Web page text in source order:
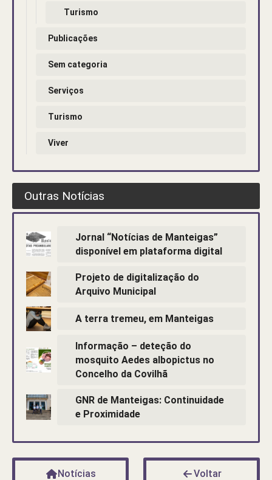
Turismo
Publicações
Sem categoria
Serviços
Turismo
Viver
Outras Notícias
Jornal “Notícias de Manteigas”
disponível em plataforma digital
Projeto de digitalização do
Arquivo Municipal
A terra tremeu, em Manteigas
Informação – deteção do
mosquito Aedes albopictus no
Concelho da Covilhã
GNR de Manteigas: Continuidade
e Proximidade
Notícias Voltar